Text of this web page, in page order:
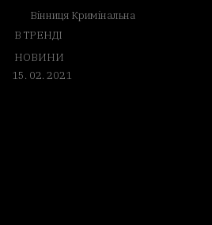
Вінниця Кримінальна
В ТРЕНДІ
НОВИНИ
15. 02. 2021